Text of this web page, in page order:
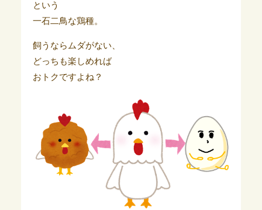
という
一石二鳥な鶏種。
飼うならムダがない、
どっちも楽しめれば
おトクですよね？